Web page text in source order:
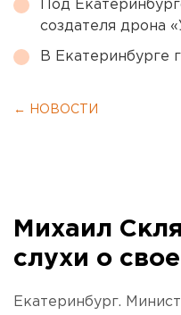
Под
создателя дрона
В Екатеринбурге
← НОВОСТИ
Михаил
слухи о
Екатеринбург.